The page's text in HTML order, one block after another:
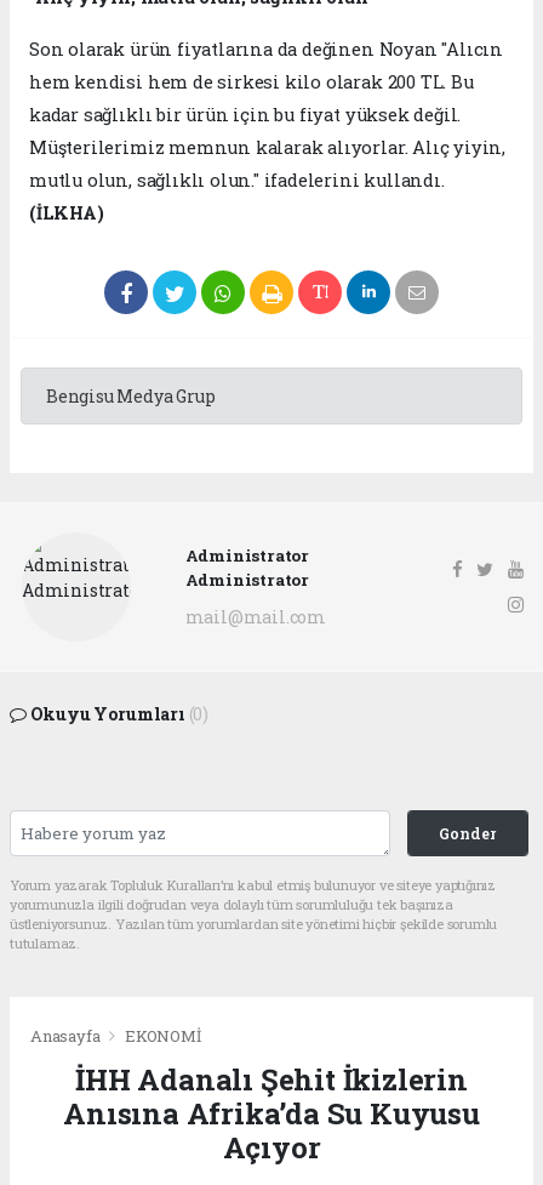
Son olarak ürün fiyatlarına da değinen Noyan "Alıcın
hem kendisi hem de sirkesi kilo olarak 200 TL. Bu
kadar sağlıklı bir ürün için bu fiyat yüksek değil.
Müşterilerimiz memnun kalarak alıyorlar. Alıç yiyin,
mutlu olun, sağlıklı olun." ifadelerini kullandı.
(İLKHA)
Bengisu Medya Grup
Administrator
Administrator
mail@mail.com
Okuyu Yorumları (0)
Gonder
Yorum yazarak Topluluk Kuralları’nı kabul etmiş bulunuyor ve siteye yaptığınız
yorumunuzla ilgili doğrudan veya dolaylı tüm sorumluluğu tek başınıza
üstleniyorsunuz. Yazılan tüm yorumlardan site yönetimi hiçbir şekilde sorumlu
tutulamaz.
Anasayfa EKONOMİ
İHH Adanalı Şehit İkizlerin
Anısına Afrika’da Su Kuyusu
Açıyor